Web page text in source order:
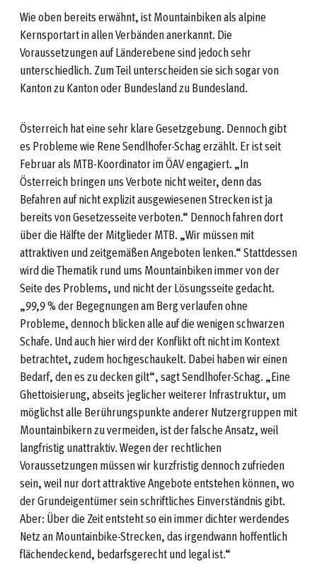
Wie oben bereits erwähnt, ist Mountainbiken als alpine
Kernsportart in allen Verbänden anerkannt. Die
Voraussetzungen auf Länderebene sind jedoch sehr
unterschiedlich. Zum Teil unterscheiden sie sich sogar von
Kanton zu Kanton oder Bundesland zu Bundesland.
Österreich hat eine sehr klare Gesetzgebung. Dennoch gibt
es Probleme wie Rene Sendlhofer-Schag erzählt. Er ist seit
Februar als MTB-Koordinator im ÖAV engagiert. „In
Österreich bringen uns Verbote nicht weiter, denn das
Befahren auf nicht explizit ausgewiesenen Strecken ist ja
bereits von Gesetzesseite verboten.“ Dennoch fahren dort
über die Hälfte der Mitglieder MTB. „Wir müssen mit
attraktiven und zeitgemäßen Angeboten lenken.“ Stattdessen
wird die Thematik rund ums Mountainbiken immer von der
Seite des Problems, und nicht der Lösungsseite gedacht.
„99,9 % der Begegnungen am Berg verlaufen ohne
Probleme, dennoch blicken alle auf die wenigen schwarzen
Schafe. Und auch hier wird der Konflikt oft nicht im Kontext
betrachtet, zudem hochgeschaukelt. Dabei haben wir einen
Bedarf, den es zu decken gilt“, sagt Sendlhofer-Schag. „Eine
Ghettoisierung, abseits jeglicher weiterer Infrastruktur, um
möglichst alle Berührungspunkte anderer Nutzergruppen mit
Mountainbikern zu vermeiden, ist der falsche Ansatz, weil
langfristig unattraktiv. Wegen der rechtlichen
Voraussetzungen müssen wir kurzfristig dennoch zufrieden
sein, weil nur dort attraktive Angebote entstehen können, wo
der Grundeigentümer sein schriftliches Einverständnis gibt.
Aber: Über die Zeit entsteht so ein immer dichter werdendes
Netz an Mountainbike-Strecken, das irgendwann hoffentlich
flächendeckend, bedarfsgerecht und legal ist.“